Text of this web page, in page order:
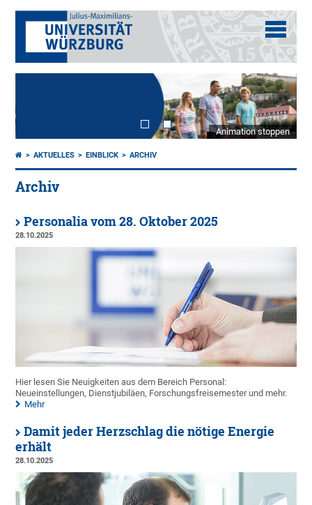
Animation stoppen
AKTUELLES EINBLICK ARCHIV
Archiv
Personalia vom 28. Oktober 2025
28.10.2025
Hier lesen Sie Neuigkeiten aus dem Bereich Personal:
Neueinstellungen, Dienstjubiläen, Forschungsfreisemester und mehr.
Mehr
Damit jeder Herzschlag die nötige Energie
erhält
28.10.2025